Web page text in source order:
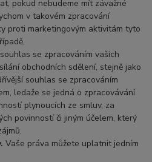
pokud nebudeme mít závažné
v takovém zpracování
proti marketingovým aktivitám tyto
se zpracováním vašich
obchodních sdělení, stejně jako
souhlas se zpracováním
ledaže se jedná o zpracovávání
plynoucích ze smluv, za
povinností či jiným účelem, který
Vaše práva můžete uplatnit jedním